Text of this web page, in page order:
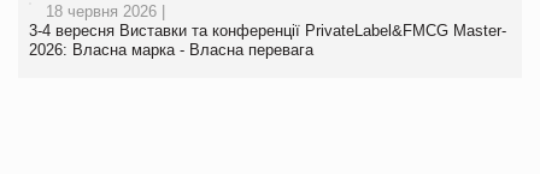
18 червня 2026 |
3-4 вересня Виставки та конференції PrivateLabel&FMCG Master-
2026: Власна марка - Власна перевага